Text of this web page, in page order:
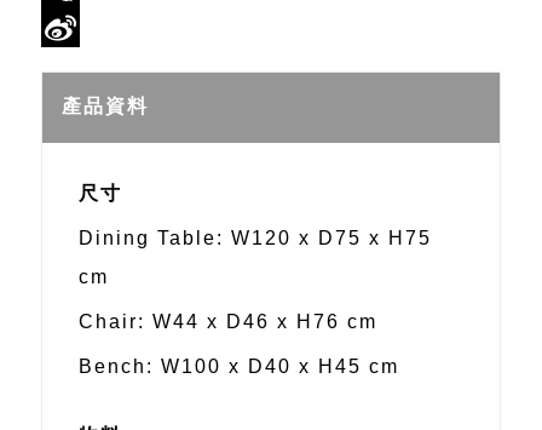
WeChat
Weibo
產品資料
尺寸
Dining Table: W120 x D75 x H75
cm
Chair: W44 x D46 x H76 cm
Bench: W100 x D40 x H45 cm